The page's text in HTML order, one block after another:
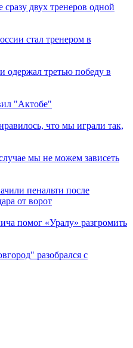
сразу двух тренеров одной
стал тренером в
одержал третью победу в
"Актобе"
что мы играли так,
мы не можем зависеть
пенальти после
от ворот
помог «Уралу» разгромить
разобрался с